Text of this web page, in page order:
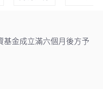
金成立滿六個月後方予